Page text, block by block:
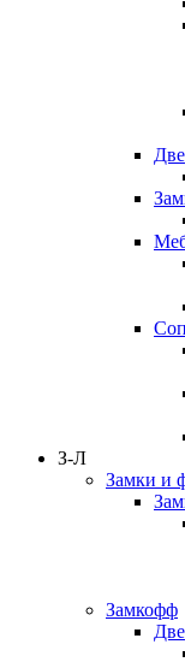
З-Л
Замки и
Замкофф